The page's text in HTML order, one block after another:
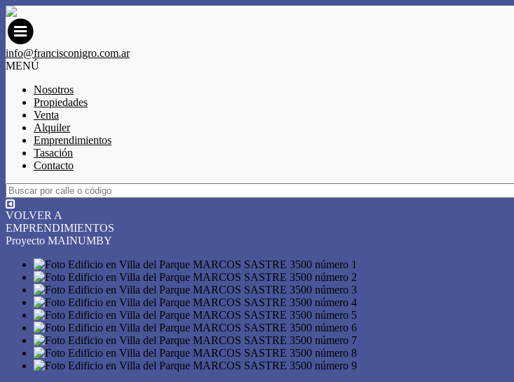
info@francisconigro.com.ar
MENÚ
Nosotros
Propiedades
Venta
Alquiler
Emprendimientos
Tasación
Contacto
VOLVER A
EMPRENDIMIENTOS
Proyecto MAINUMBY